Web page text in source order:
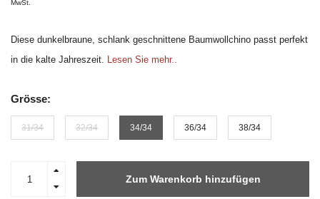
MwSt.
Diese dunkelbraune, schlank geschnittene Baumwollchino passt perfekt
in die kalte Jahreszeit. Lesen Sie mehr..
Grösse:
31/34 32/34 34/34 36/34 38/34
Zum Warenkorb hinzufügen